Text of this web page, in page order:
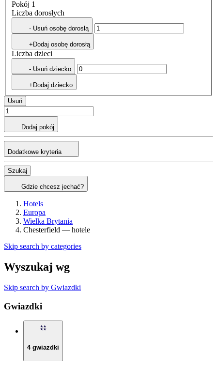
Pokój 1
Liczba dorosłych
- Usuń osobę dorosłą
+Dodaj osobę dorosłą
Liczba dzieci
- Usuń dziecko
+Dodaj dziecko
Usuń
Dodaj pokój
Dodatkowe kryteria
Szukaj
Gdzie chcesz jechać?
Hotels
Europa
Wielka Brytania
Chesterfield — hotele
Skip search by categories
Wyszukaj wg
Skip search by Gwiazdki
Gwiazdki
4 gwiazdki